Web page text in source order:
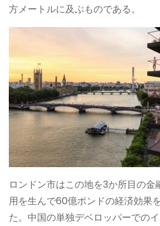
方メートルに及ぶものである。
ロンドン市はこの地を3か所目の
用を生んで60億ポンドの経済効果
た。中国の単独デベロッパーでの